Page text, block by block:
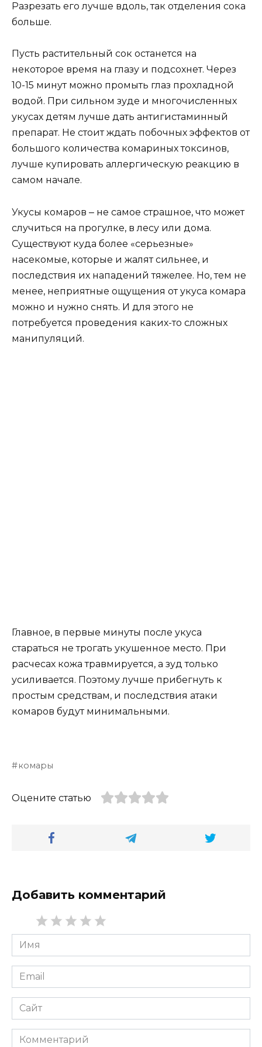
Разрезать его лучше вдоль, так отделения сока
больше.
Пусть растительный сок останется на
некоторое время на глазу и подсохнет. Через
10-15 минут можно промыть глаз прохладной
водой. При сильном зуде и многочисленных
укусах детям лучше дать антигистаминный
препарат. Не стоит ждать побочных эффектов от
большого количества комариных токсинов,
лучше купировать аллергическую реакцию в
самом начале.
Укусы комаров ‒ не самое страшное, что может
случиться на прогулке, в лесу или дома.
Существуют куда более «серьезные»
насекомые, которые и жалят сильнее, и
последствия их нападений тяжелее. Но, тем не
менее, неприятные ощущения от укуса комара
можно и нужно снять. И для этого не
потребуется проведения каких-то сложных
манипуляций.
Главное, в первые минуты после укуса
стараться не трогать укушенное место. При
расчесах кожа травмируется, а зуд только
усиливается. Поэтому лучше прибегнуть к
простым средствам, и последствия атаки
комаров будут минимальными.
комары
Оцените статью
Добавить комментарий
Имя
*
Email
*
Сайт
Комментарий